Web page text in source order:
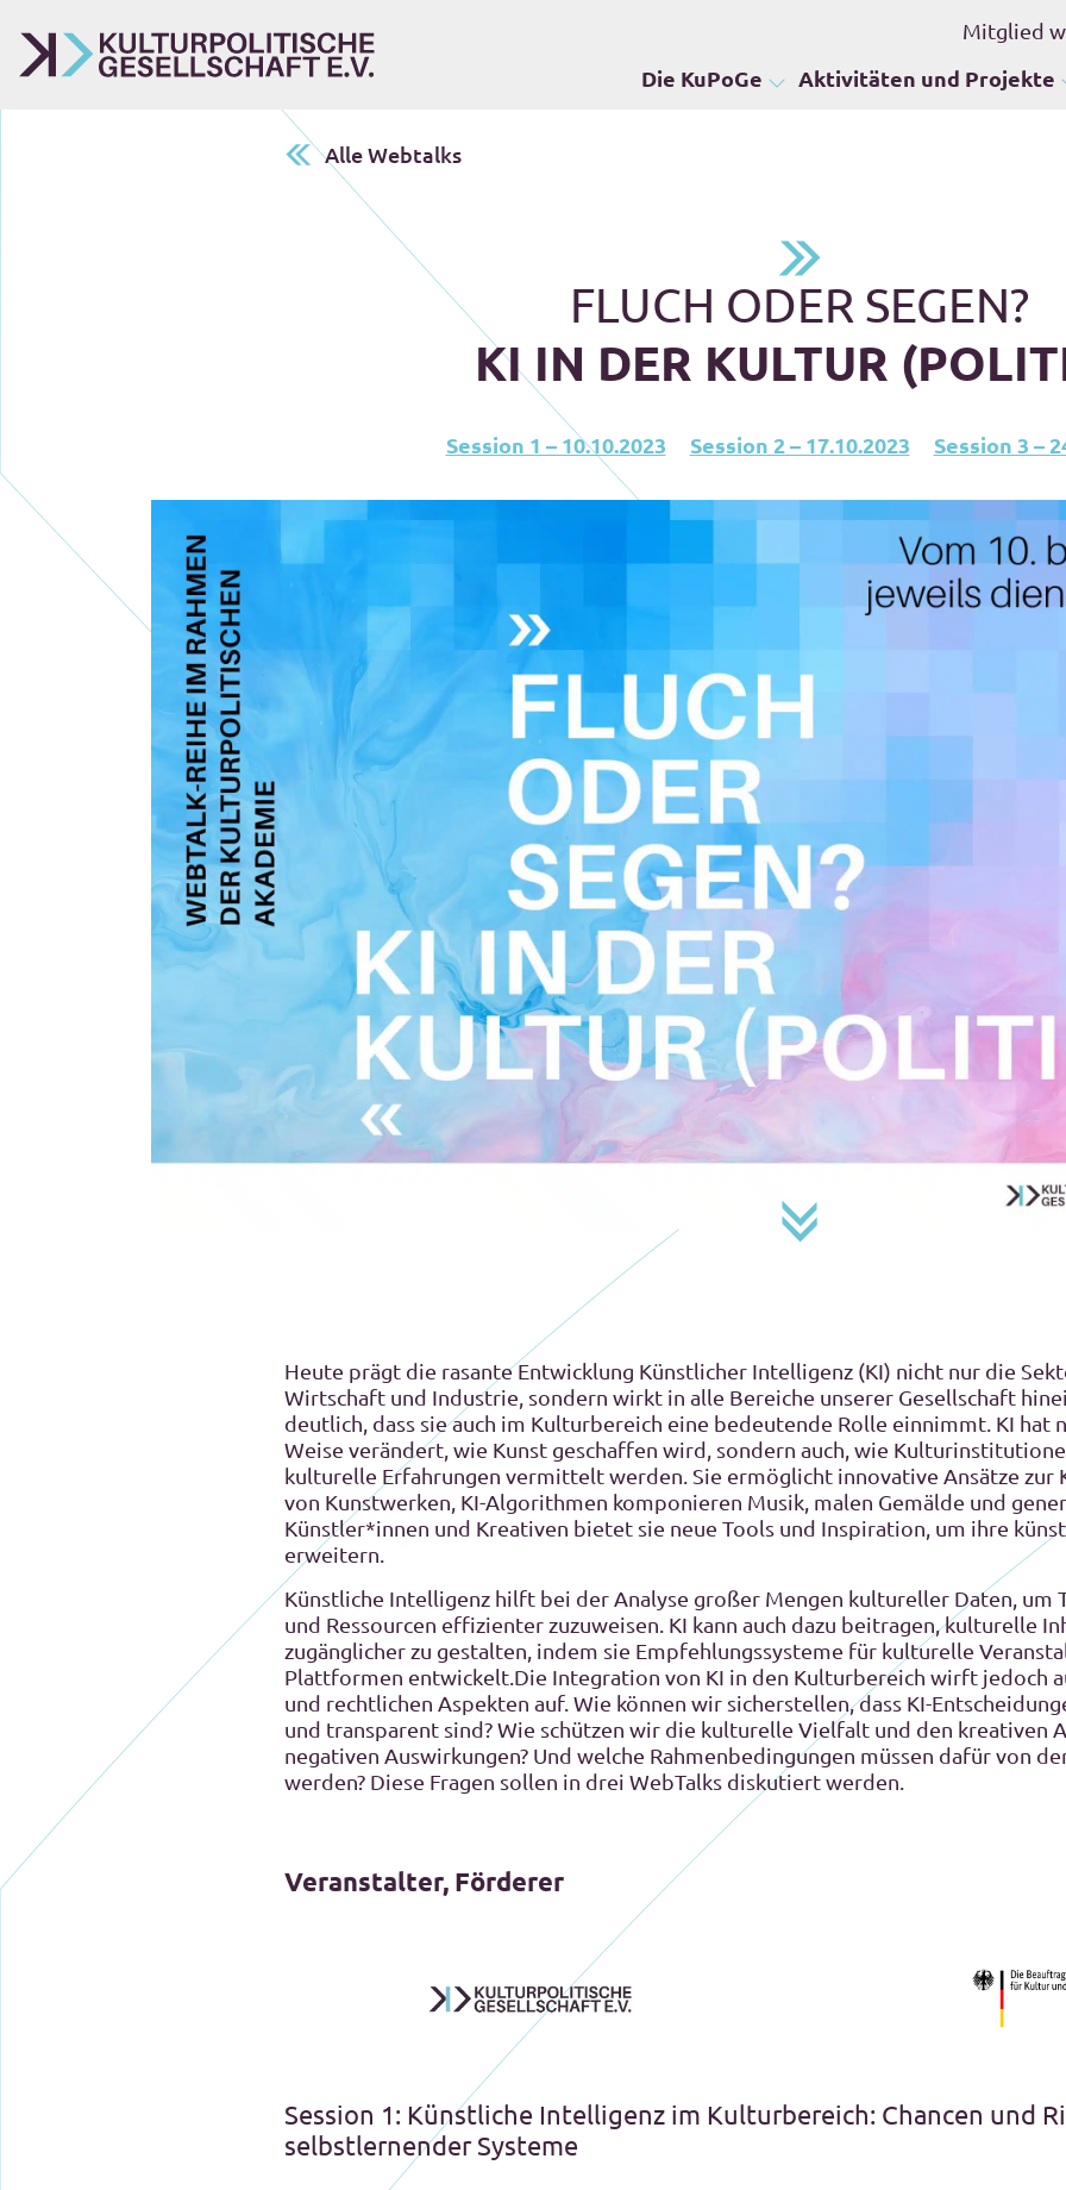
Mitglied
Die KuPoGe Aktivitäten und Projekte
Alle Webtalks
FLUCH ODER SEGEN?
KI IN DER KULTUR
Session 1 – 10.10.2023 Session 2 – 17.10.2023 Session 3 –
Heute prägt die rasante Entwicklung Künstlicher Intelligenz (KI) nicht nur die
Wirtschaft und Industrie, sondern wirkt in alle Bereiche unserer Gesellschaft
deutlich, dass sie auch im Kulturbereich eine bedeutende Rolle einnimmt. KI hat
Weise verändert, wie Kunst geschaffen wird, sondern auch, wie
kulturelle Erfahrungen vermittelt werden. Sie ermöglicht innovative Ansätze zur
von Kunstwerken, KI-Algorithmen komponieren Musik, malen Gemälde und
Künstler*innen und Kreativen bietet sie neue Tools und Inspiration, um ihre
erweitern.
Künstliche Intelligenz hilft bei der Analyse großer Mengen kultureller Daten, um
und Ressourcen effizienter zuzuweisen. KI kann auch dazu beitragen, kulturelle
zugänglicher zu gestalten, indem sie Empfehlungssysteme für kulturelle
Plattformen entwickelt.Die Integration von KI in den Kulturbereich wirft jedoch
und rechtlichen Aspekten auf. Wie können wir sicherstellen, dass KI-
und transparent sind? Wie schützen wir die kulturelle Vielfalt und den kreativen
negativen Auswirkungen? Und welche Rahmenbedingungen müssen dafür von
werden? Diese Fragen sollen in drei WebTalks diskutiert werden.
Veranstalter, Förderer
Session 1: Künstliche Intelligenz im Kulturbereich: Chancen und
selbstlernender Systeme